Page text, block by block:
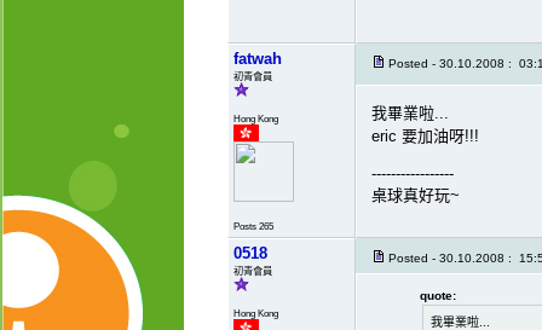
fatwah
初青會員
Hong Kong
Posts 265
Posted - 30.10.2008 :
我畢業啦...
eric 要加油呀!!!
-----------------
桌球真好玩~
0518
初青會員
Hong Kong
Posted - 30.10.2008 :
quote:
我畢業啦...